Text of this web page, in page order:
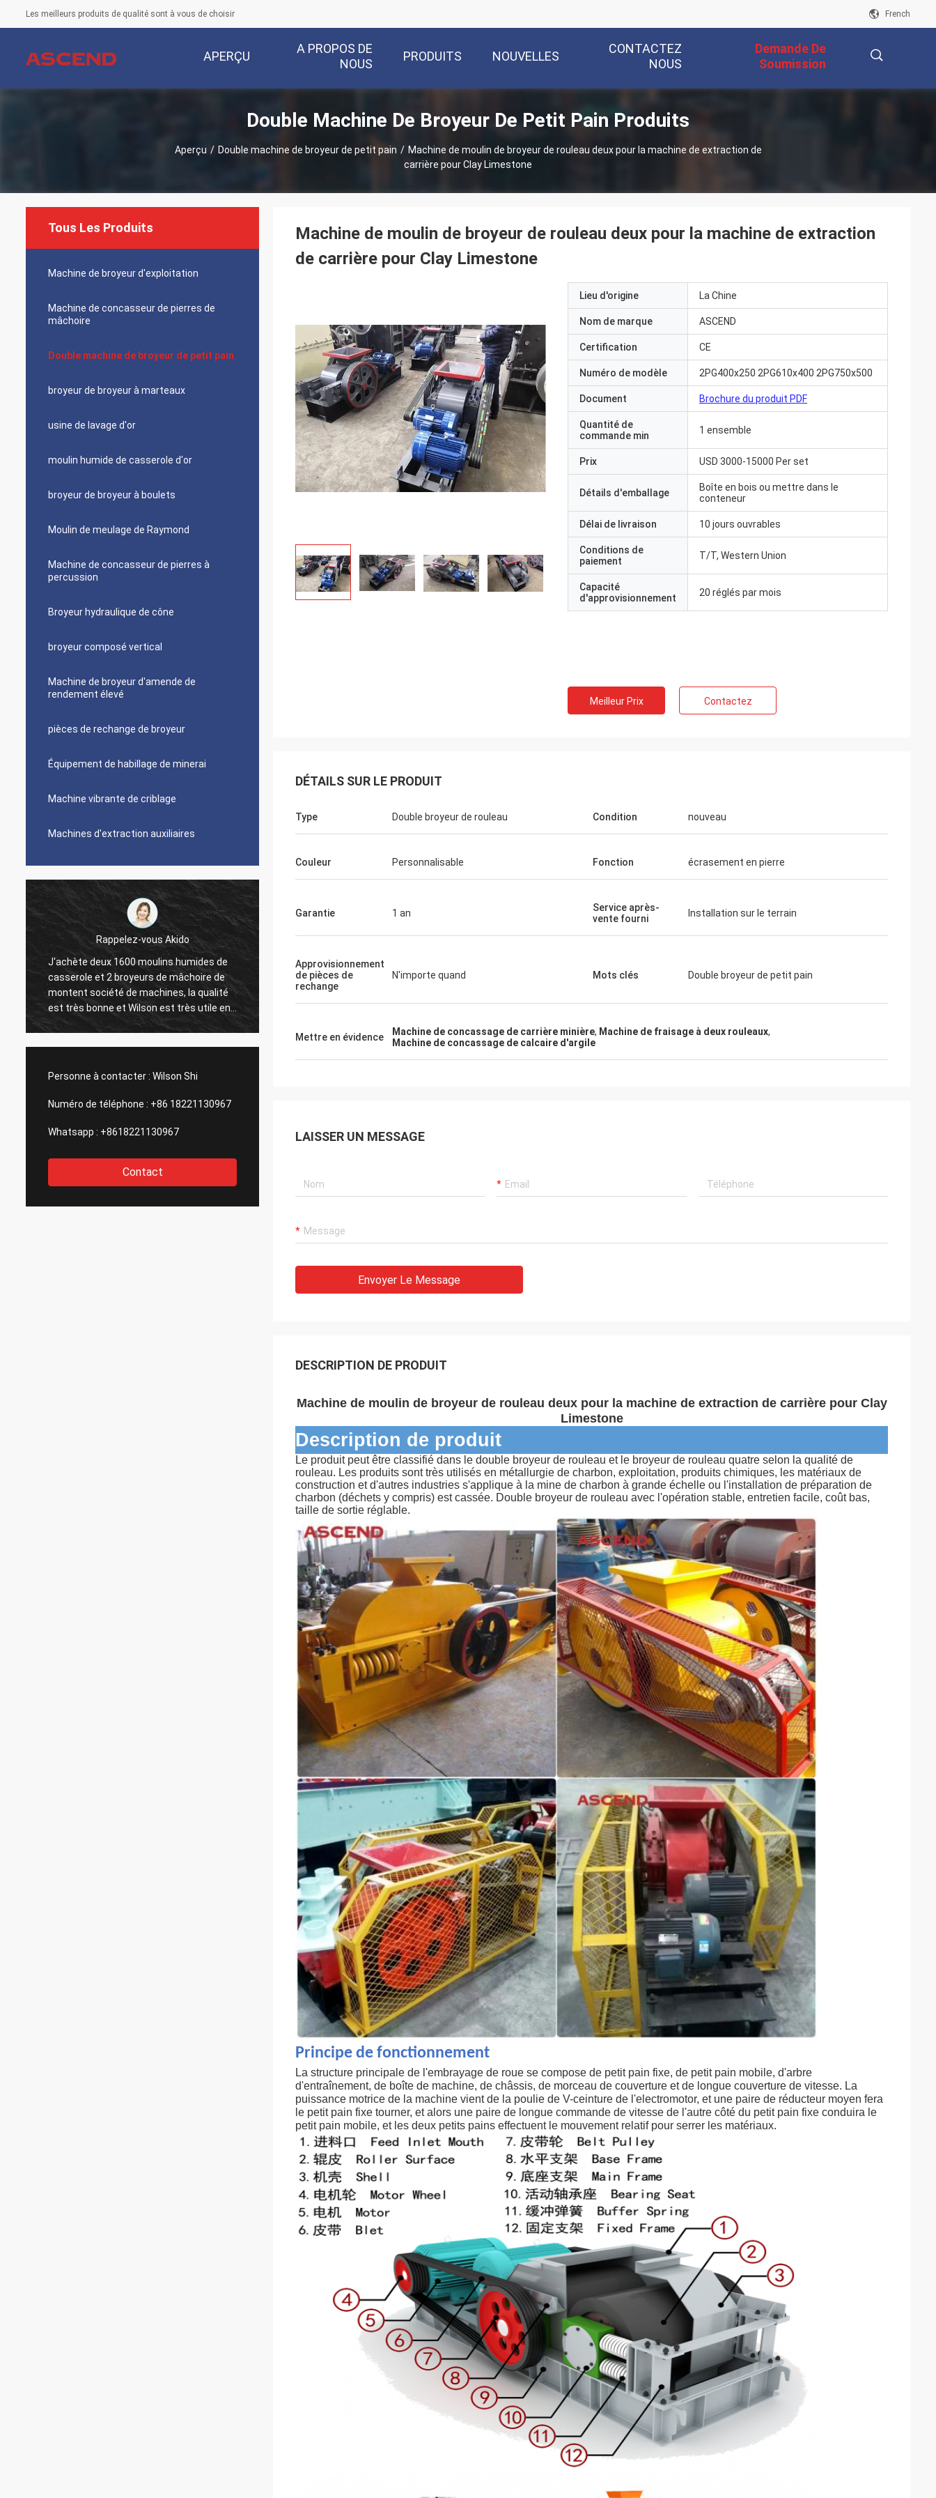
Les meilleurs produits de qualité sont à vous de choisir French
APERÇU
A PROPOS DE
NOUS
PRODUITS NOUVELLES
CONTACTEZ
NOUS
Demande De
Soumission
Double Machine De Broyeur De Petit Pain Produits
Aperçu / Double machine de broyeur de petit pain / Machine de moulin de broyeur de rouleau deux pour la machine de extraction de
carrière pour Clay Limestone
Tous Les Produits
Machine de broyeur d'exploitation
Machine de concasseur de pierres de
mâchoire
Double machine de broyeur de petit pain
broyeur de broyeur à marteaux
usine de lavage d'or
moulin humide de casserole d'or
broyeur de broyeur à boulets
Moulin de meulage de Raymond
Machine de concasseur de pierres à
percussion
Broyeur hydraulique de cône
broyeur composé vertical
Machine de broyeur d'amende de
rendement élevé
pièces de rechange de broyeur
Équipement de habillage de minerai
Machine vibrante de criblage
Machines d'extraction auxiliaires
Jose Anthony
Montent la société m'a fourni le bon
service après-vente après l'achat de leur
installation de préparation de minerai d'or,
celle est importante pour moi,
considérera acheter la deuxième usine
Mark Joe
Vendeur parfait, excellent produit, prix
superbe, et expédition simple. Nous ne
pourrions pas être plus heureux avec
Henan montons des machines et
était excellente partout, si facile à entrer
Personne à contacter : Wilson Shi
Numéro de téléphone : +86 18221130967
Whatsapp : +8618221130967
Contact
Machine de moulin de broyeur de rouleau deux pour la machine de extraction
de carrière pour Clay Limestone
Lieu d'origine La Chine
Nom de marque ASCEND
Certification CE
Numéro de modèle 2PG400x250 2PG610x400 2PG750x500
Document Brochure du produit PDF
Quantité de
commande min
1 ensemble
Prix USD 3000-15000 Per set
Détails d'emballage
Boîte en bois ou mettre dans le
conteneur
Délai de livraison 10 jours ouvrables
Conditions de
paiement
T/T, Western Union
Capacité
d'approvisionnement
20 réglés par mois
Meilleur Prix Contactez
DÉTAILS SUR LE PRODUIT
Type Double broyeur de rouleau Condition nouveau
Couleur Personnalisable Fonction écrasement en pierre
Garantie 1 an
Service après-
vente fourni
Installation sur le terrain
Approvisionnement
de pièces de
rechange
N'importe quand Mots clés Double broyeur de petit pain
Mettre en évidence Machine de concassage de carrière minière, Machine de fraisage à deux rouleaux,
Machine de concassage de calcaire d'argile
LAISSER UN MESSAGE
Envoyer Le Message
DESCRIPTION DE PRODUIT
Machine de moulin de broyeur de rouleau deux pour la machine de extraction de carrière pour Clay
Limestone
Description de produit
Le produit peut être classifié dans le double broyeur de rouleau et le broyeur de rouleau quatre selon la qualité de
rouleau. Les produits sont très utilisés en métallurgie de charbon, exploitation, produits chimiques, les matériaux de
construction et d'autres industries s'applique à la mine de charbon à grande échelle ou l'installation de préparation de
charbon (déchets y compris) est cassée. Double broyeur de rouleau avec l'opération stable, entretien facile, coût bas,
taille de sortie réglable.
Principe de fonctionnement
La structure principale de l'embrayage de roue se compose de petit pain fixe, de petit pain mobile, d'arbre
d'entraînement, de boîte de machine, de châssis, de morceau de couverture et de longue couverture de vitesse. La
puissance motrice de la machine vient de la poulie de V-ceinture de l'electromotor, et une paire de réducteur moyen fera
le petit pain fixe tourner, et alors une paire de longue commande de vitesse de l'autre côté du petit pain fixe conduira le
petit pain mobile, et les deux petits pains effectuent le mouvement relatif pour serrer les matériaux.